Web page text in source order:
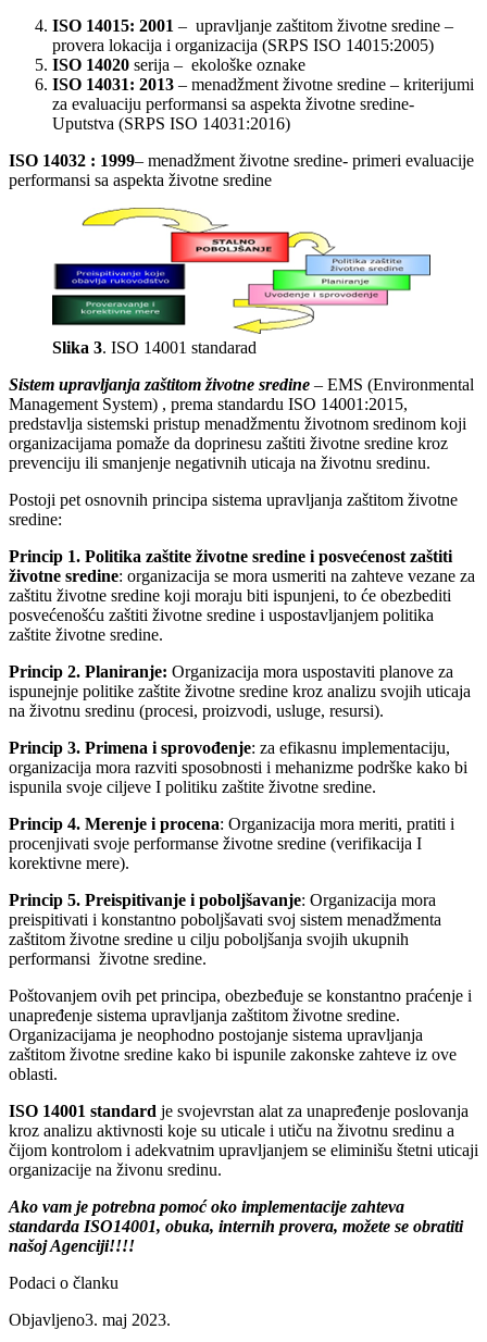
ISO 14015: 2001 – upravljanje zaštitom životne sredine –
provera lokacija i organizacija (SRPS ISO 14015:2005)
ISO 14020 serija – ekološke oznake
ISO 14031: 2013 – menadžment životne sredine – kriterijumi
za evaluaciju performansi sa aspekta životne sredine-
Uputstva (SRPS ISO 14031:2016)
ISO 14032 : 1999– menadžment životne sredine- primeri evaluacije
performansi sa aspekta životne sredine
Slika 3. ISO 14001 standarad
Sistem upravljanja zaštitom životne sredine – EMS (Environmental
Management System) , prema standardu ISO 14001:2015,
predstavlja sistemski pristup menadžmentu životnom sredinom koji
organizacijama pomaže da doprinesu zaštiti životne sredine kroz
prevenciju ili smanjenje negativnih uticaja na životnu sredinu.
Postoji pet osnovnih principa sistema upravljanja zaštitom životne
sredine:
Princip 1. Politika zaštite životne sredine i posvećenost zaštiti
životne sredine: organizacija se mora usmeriti na zahteve vezane za
zaštitu životne sredine koji moraju biti ispunjeni, to će obezbediti
posvećenošću zaštiti životne sredine i uspostavljanjem politika
zaštite životne sredine.
Princip 2. Planiranje: Organizacija mora uspostaviti planove za
ispunejnje politike zaštite životne sredine kroz analizu svojih uticaja
na životnu sredinu (procesi, proizvodi, usluge, resursi).
Princip 3. Primena i sprovođenje: za efikasnu implementaciju,
organizacija mora razviti sposobnosti i mehanizme podrške kako bi
ispunila svoje ciljeve I politiku zaštite životne sredine.
Princip 4. Merenje i procena: Organizacija mora meriti, pratiti i
procenjivati svoje performanse životne sredine (verifikacija I
korektivne mere).
Princip 5. Preispitivanje i poboljšavanje: Organizacija mora
preispitivati i konstantno poboljšavati svoj sistem menadžmenta
zaštitom životne sredine u cilju poboljšanja svojih ukupnih
performansi životne sredine.
Poštovanjem ovih pet principa, obezbeđuje se konstantno praćenje i
unapređenje sistema upravljanja zaštitom životne sredine.
Organizacijama je neophodno postojanje sistema upravljanja
zaštitom životne sredine kako bi ispunile zakonske zahteve iz ove
oblasti.
ISO 14001 standard je svojevrstan alat za unapređenje poslovanja
kroz analizu aktivnosti koje su uticale i utiču na životnu sredinu a
čijom kontrolom i adekvatnim upravljanjem se eliminišu štetni uticaji
organizacije na živonu sredinu.
Ako vam je potrebna pomoć oko implementacije zahteva
standarda ISO14001, obuka, internih provera, možete se obratiti
našoj Agenciji!!!!
Podaci o članku
Objavljeno3. maj 2023.